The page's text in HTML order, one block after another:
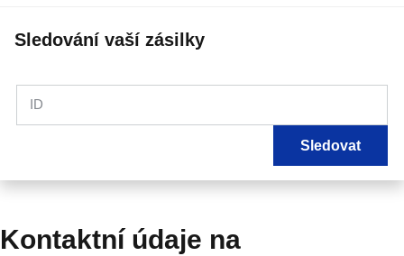
Sledování vaší zásilky
ID
Sledovat
Kontaktní údaje na